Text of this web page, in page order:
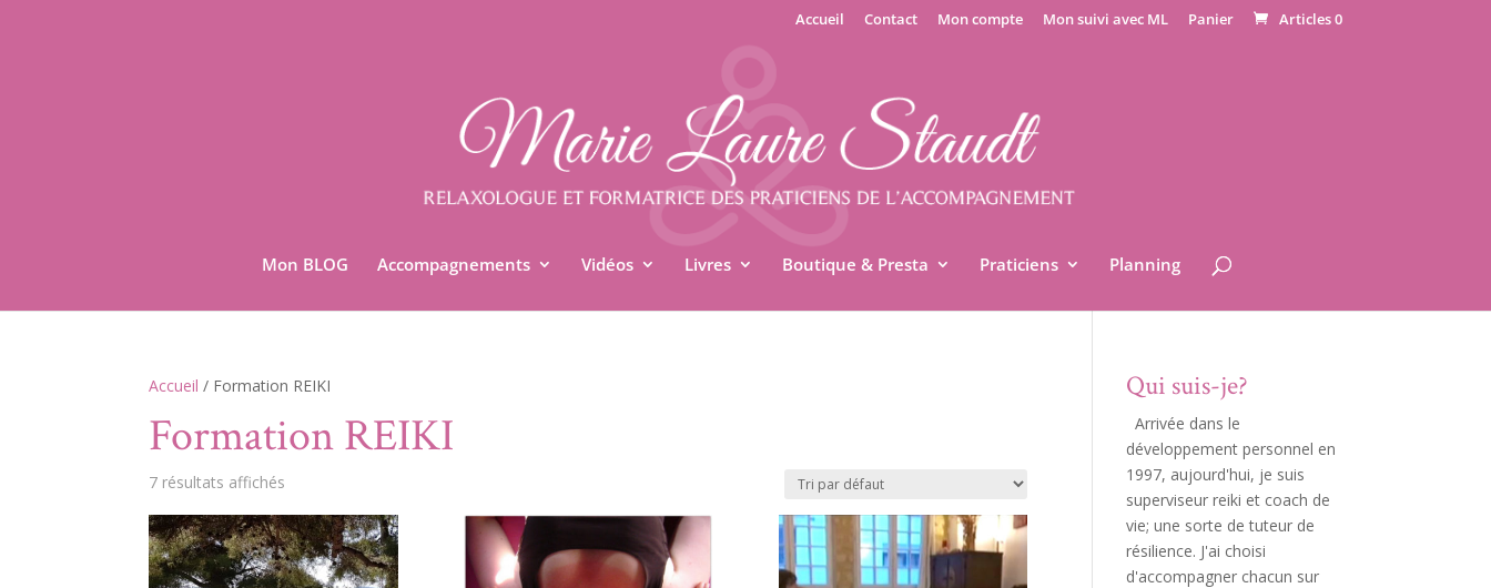
Accueil Contact Mon compte Mon suivi avec ML Panier Articles 0
Mon BLOG Accompagnements Vidéos Livres Boutique & Presta Praticiens Planning
Accueil / Formation REIKI
Formation REIKI
7 résultats affichés
Qui suis-je?
Arrivée dans le
développement personnel en
1997, aujourd'hui, je suis
superviseur reiki et coach de
vie; une sorte de tuteur de
résilience. J'ai choisi
d'accompagner chacun sur